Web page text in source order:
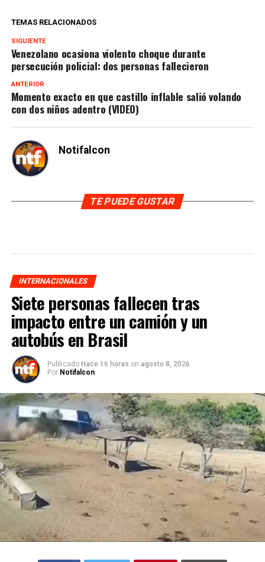
TEMAS RELACIONADOS
SIGUIENTE
Venezolano ocasiona violento choque durante
persecución policial: dos personas fallecieron
ANTERIOR
Momento exacto en que castillo inflable salió volando
con dos niños adentro (VIDEO)
Notifalcon
TE PUEDE GUSTAR
INTERNACIONALES
Siete personas fallecen tras
impacto entre un camión y un
autobús en Brasil
Publicado Hace 16 horas on agosto 8, 2026
Por Notifalcon